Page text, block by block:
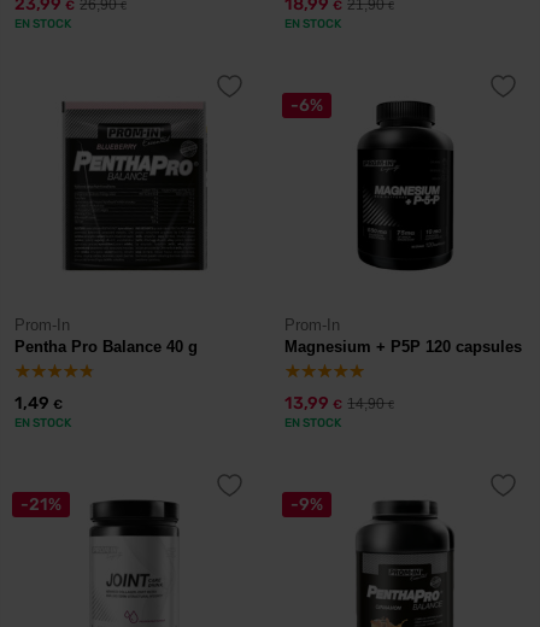
23,99 € 26,90€
EN STOCK
18,99 € 21,90€
EN STOCK
Prom-In
Pentha Pro Balance 40 g
1,49 €
EN STOCK
-6%
Prom-In
Magnesium + P5P 120 capsules
13,99 € 14,90€
EN STOCK
-21% -9%